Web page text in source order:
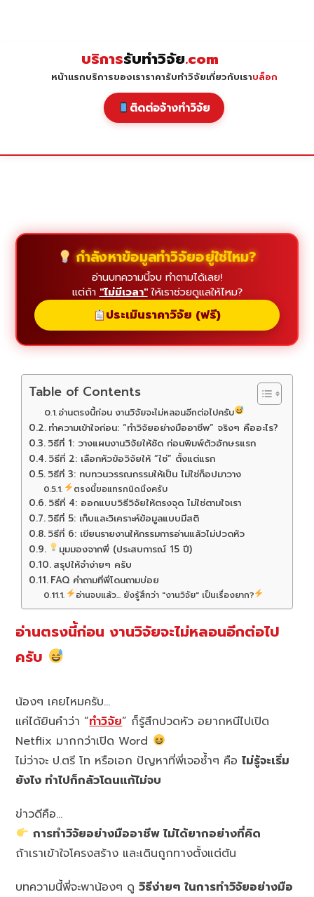
บริการรับทำวิจัย.com
หน้าแรกบริการของเราราคารับทำวิจัยเกี่ยวกับเราบล็อก
ติดต่อจ้างทำวิจัย
กำลังหาข้อมูลทำวิจัยอยู่ใช่ไหม?
อ่านบทความนี้จบ ทำตามได้เลย!
แต่ถ้า "ไม่มีเวลา"ให้เราช่วยดูแลให้ไหม?
ประเมินราคาวิจัย (ฟรี)
Table of Contents
อ่านตรงนี้ก่อน งานวิจัยจะไม่หลอนอีกต่อไปครับ
ทำความเข้าใจก่อน: “ทำวิจัยอย่างมืออาชีพ” จริงๆ คืออะไร?
วิธีที่ 1: วางแผนงานวิจัยให้ชัด ก่อนพิมพ์ตัวอักษรแรก
วิธีที่ 2: เลือกหัวข้อวิจัยให้ “ใช่” ตั้งแต่แรก
วิธีที่ 3: ทบทวนวรรณกรรมให้เป็น ไม่ใช่ก็อปมาวาง
ตรงนี้ขอแทรกนิดนึงครับ
วิธีที่ 4: ออกแบบวิธีวิจัยให้ตรงจุด ไม่ใช่ตามใจเรา
วิธีที่ 5: เก็บและวิเคราะห์ข้อมูลแบบมีสติ
วิธีที่ 6: เขียนรายงานให้กรรมการอ่านแล้วไม่ปวดหัว
มุมมองจากพี่ (ประสบการณ์ 15 ปี)
สรุปให้จำง่ายๆ ครับ
FAQ คำถามที่พี่โดนถามบ่อย
อ่านจบแล้ว... ยังรู้สึกว่า "งานวิจัย" เป็นเรื่องยาก?
อ่านตรงนี้ก่อน งานวิจัยจะไม่หลอนอีกต่อไป
ครับ
น้องๆ เคยไหมครับ…
แค่ได้ยินคำว่า “ทำวิจัย” ก็รู้สึกปวดหัว อยากหนีไปเปิด
Netflix มากกว่าเปิด Word
ไม่ว่าจะ ป.ตรี โท หรือเอก ปัญหาที่พี่เจอซ้ำๆ คือไม่รู้จะเริ่ม
ยังไง ทำไปก็กลัวโดนแก้ไม่จบ
ข่าวดีคือ…
การทำวิจัยอย่างมืออาชีพ ไม่ได้ยากอย่างที่คิด
ถ้าเราเข้าใจโครงสร้าง และเดินถูกทางตั้งแต่ต้น
บทความนี้พี่จะพาน้องๆ ดูวิธีง่ายๆ ในการทำวิจัยอย่างมือ